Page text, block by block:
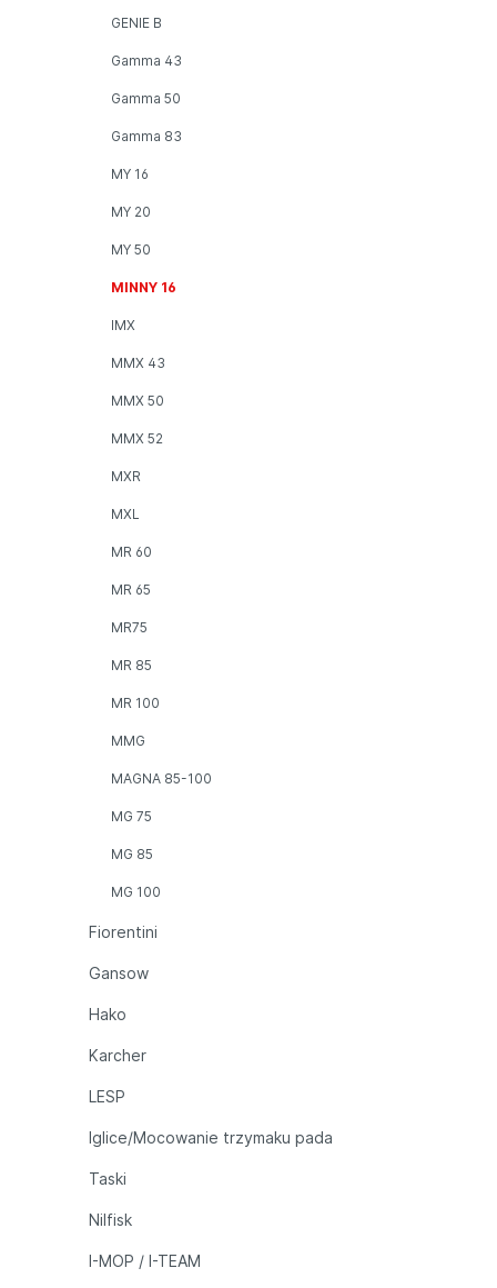
GENIE B
Gamma 43
Gamma 50
Gamma 83
MY 16
MY 20
MY 50
MINNY 16
IMX
MMX 43
MMX 50
MMX 52
MXR
MXL
MR 60
MR 65
MR75
MR 85
MR 100
MMG
MAGNA 85-100
MG 75
MG 85
MG 100
Fiorentini
Gansow
Hako
Karcher
LESP
Iglice/Mocowanie trzymaku pada
Taski
Nilfisk
I-MOP / I-TEAM